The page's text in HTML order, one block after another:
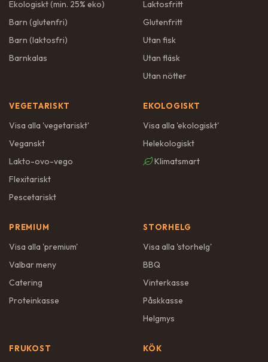
Ekologiskt (min. 25% eko)
Barn (glutenfri)
Barn (laktosfri)
Barnkalas
Laktosfritt
Glutenfritt
Utan fisk
Utan fläsk
Utan nötter
VEGETARISKT
Visa alla 'vegetariskt'
Veganskt
Lakto-ovo-vego
Flexitariskt
Pescetariskt
EKOLOGISKT
Visa alla 'ekologiskt'
Helekologiskt
Klimatsmart
PREMIUM
Visa alla 'premium'
Valbar meny
Catering
Proteinkasse
STORHELG
Visa alla 'storhelg'
BBQ
Vinterkasse
Påskkasse
Helgmys
FRUKOST KÖK